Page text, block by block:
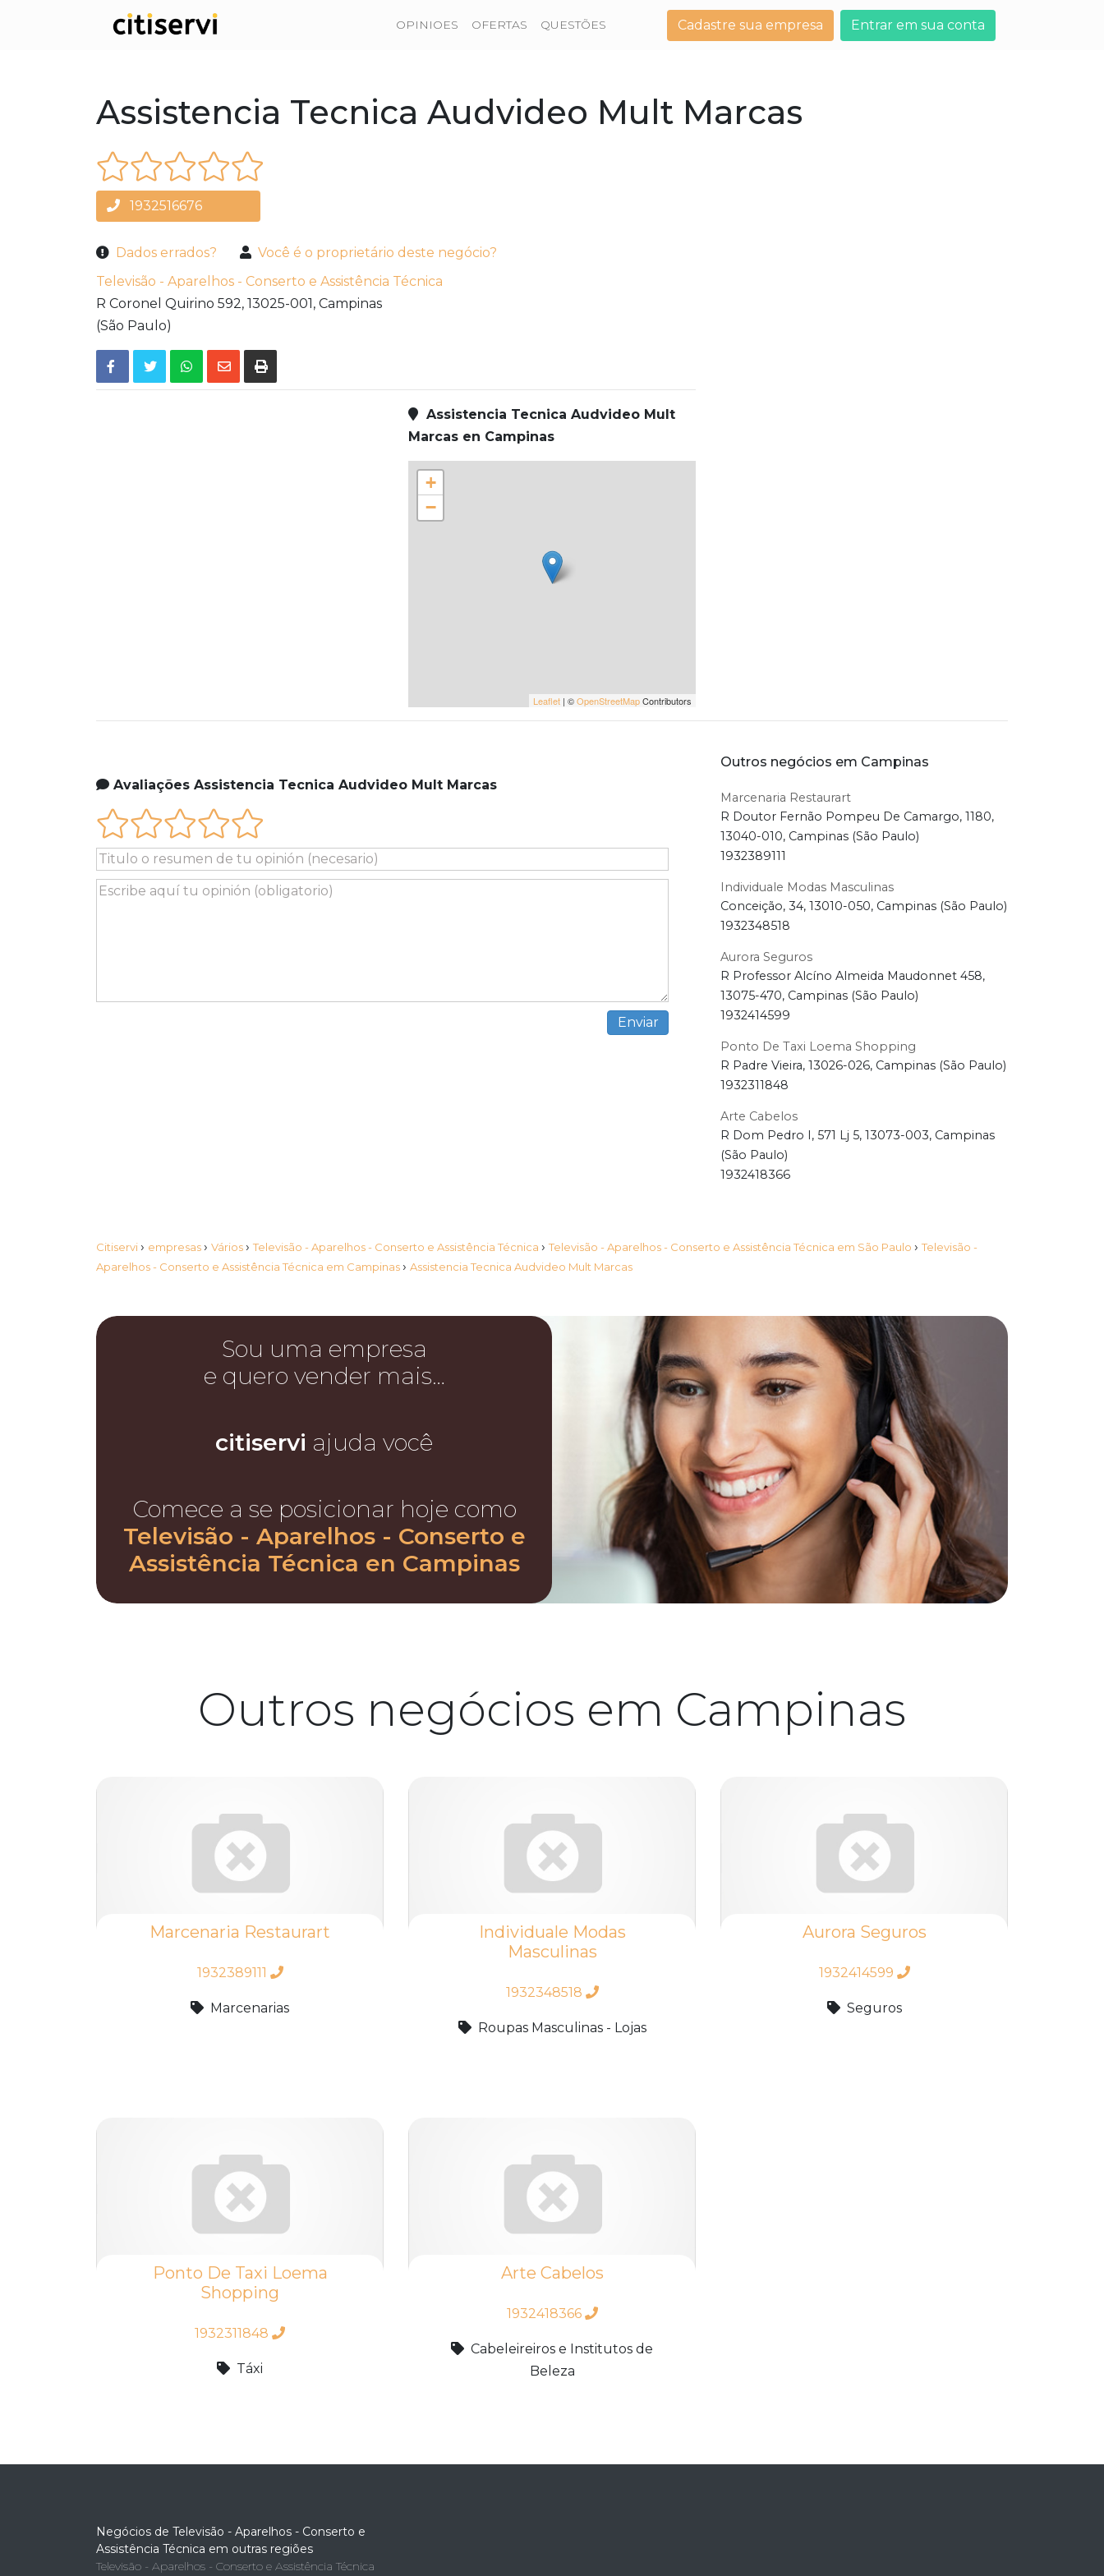
OPINIOES OFERTAS QUESTÕES Cadastre sua empresa Entrar em sua conta
Assistencia Tecnica Audvideo Mult Marcas
1932516676
Dados errados?
Você é o proprietário deste negócio?
Televisão - Aparelhos - Conserto e Assistência Técnica
R Coronel Quirino 592, 13025-001, Campinas
(São Paulo)
Assistencia Tecnica Audvideo Mult
Marcas en Campinas
+
−
Leaflet | ©OpenStreetMapContributors
Avaliações Assistencia Tecnica Audvideo Mult Marcas
Outros negócios em Campinas
Marcenaria Restaurart
R Doutor Fernão Pompeu De Camargo, 1180,
13040-010, Campinas (São Paulo)
1932389111
Individuale Modas Masculinas
Conceição, 34, 13010-050, Campinas (São Paulo)
1932348518
Aurora Seguros
R Professor Alcíno Almeida Maudonnet 458,
13075-470, Campinas (São Paulo)
1932414599
Ponto De Taxi Loema Shopping
R Padre Vieira, 13026-026, Campinas (São Paulo)
1932311848
Arte Cabelos
R Dom Pedro I, 571 Lj 5, 13073-003, Campinas
(São Paulo)
1932418366
Citiservi › empresas › Vários › Televisão - Aparelhos - Conserto e Assistência Técnica › Televisão - Aparelhos - Conserto e Assistência Técnica em São Paulo › Televisão -
Aparelhos - Conserto e Assistência Técnica em Campinas › Assistencia Tecnica Audvideo Mult Marcas
Sou uma empresa
e quero vender mais…
citiservi ajuda você
Comece a se posicionar hoje como
Televisão - Aparelhos - Conserto e
Assistência Técnica en Campinas
Outros negócios em Campinas
Marcenaria Restaurart
1932389111
Marcenarias
Individuale Modas
Masculinas
1932348518
Roupas Masculinas - Lojas
Aurora Seguros
1932414599
Seguros
Ponto De Taxi Loema
Shopping
1932311848
Táxi
Arte Cabelos
1932418366
Cabeleireiros e Institutos de
Beleza
Negócios de Televisão - Aparelhos - Conserto e
Assistência Técnica em outras regiões
Televisão - Aparelhos - Conserto e Assistência Técnica